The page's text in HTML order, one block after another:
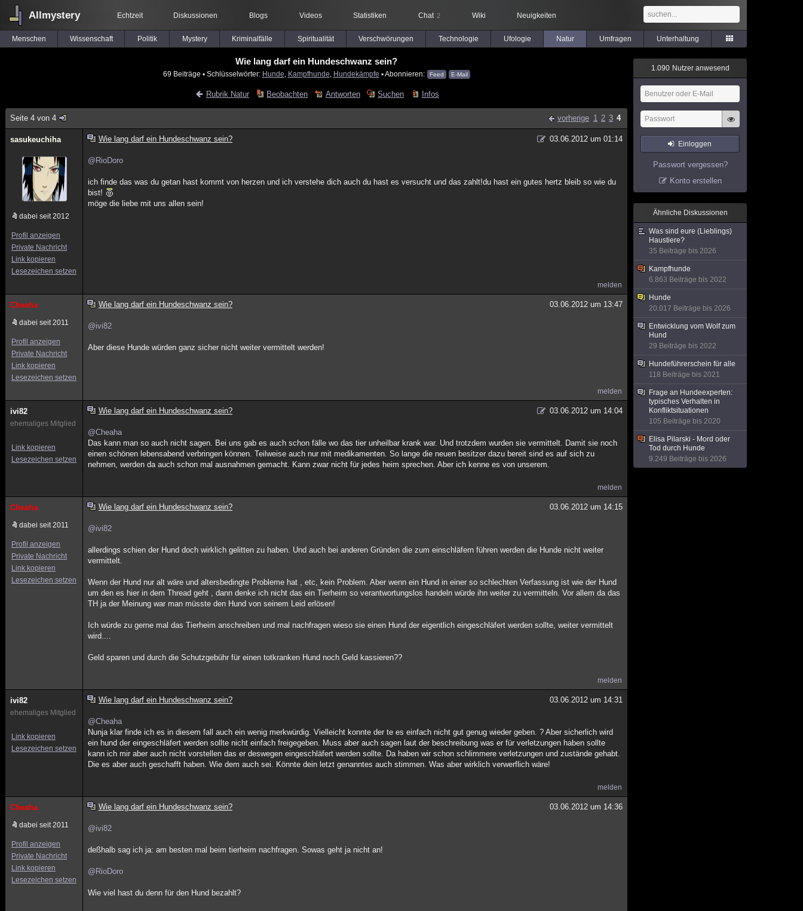
Allmystery Echtzeit Diskussionen Blogs Videos Statistiken Chat 2 Wiki Neuigkeiten
Menschen Wissenschaft Politik Mystery Kriminalfälle Spiritualität Verschwörungen Technologie Ufologie Natur Umfragen Unterhaltung
Wie lang darf ein Hundeschwanz sein?
69 Beiträge ▪ Schlüsselwörter: Hunde Kampfhunde Hundekämpfe ▪ Abonnieren: Feed E-Mail
Rubrik Natur Beobachten Antworten Suchen Infos
Seite 4 von 4 vorherige 1 2 3 4
sasukeuchiha
dabei seit 2012
Profil anzeigen
Private Nachricht
Link kopieren
Lesezeichen setzen
Wie lang darf ein Hundeschwanz sein? 03.06.2012 um 01:14
@RioDoro
ich finde das was du getan hast kommt von herzen und ich verstehe dich auch du hast es versucht und das zahlt!du hast ein gutes hertz bleib so wie du
bist!
möge die liebe mit uns allen sein!
melden
Cheaha
dabei seit 2011
Profil anzeigen
Private Nachricht
Link kopieren
Lesezeichen setzen
Wie lang darf ein Hundeschwanz sein? 03.06.2012 um 13:47
@ivi82
Aber diese Hunde würden ganz sicher nicht weiter vermittelt werden!
melden
ivi82
ehemaliges Mitglied
Link kopieren
Lesezeichen setzen
Wie lang darf ein Hundeschwanz sein? 03.06.2012 um 14:04
@Cheaha
Das kann man so auch nicht sagen. Bei uns gab es auch schon fälle wo das tier unheilbar krank war. Und trotzdem wurden sie vermittelt. Damit sie noch
einen schönen lebensabend verbringen können. Teilweise auch nur mit medikamenten. So lange die neuen besitzer dazu bereit sind es auf sich zu
nehmen, werden da auch schon mal ausnahmen gemacht. Kann zwar nicht für jedes heim sprechen. Aber ich kenne es von unserem.
melden
Cheaha
dabei seit 2011
Profil anzeigen
Private Nachricht
Link kopieren
Lesezeichen setzen
Wie lang darf ein Hundeschwanz sein? 03.06.2012 um 14:15
@ivi82
allerdings schien der Hund doch wirklich gelitten zu haben. Und auch bei anderen Gründen die zum einschläfern führen werden die Hunde nicht weiter
vermittelt.
Wenn der Hund nur alt wäre und altersbedingte Probleme hat , etc, kein Problem. Aber wenn ein Hund in einer so schlechten Verfassung ist wie der Hund
um den es hier in dem Thread geht , dann denke ich nicht das ein Tierheim so verantwortungslos handeln würde ihn weiter zu vermitteln. Vor allem da das
TH ja der Meinung war man müsste den Hund von seinem Leid erlösen!
Ich würde zu gerne mal das Tierheim anschreiben und mal nachfragen wieso sie einen Hund der eigentlich eingeschläfert werden sollte, weiter vermittelt
wird....
Geld sparen und durch die Schutzgebühr für einen totkranken Hund noch Geld kassieren??
melden
ivi82
ehemaliges Mitglied
Link kopieren
Lesezeichen setzen
Wie lang darf ein Hundeschwanz sein? 03.06.2012 um 14:31
@Cheaha
Nunja klar finde ich es in diesem fall auch ein wenig merkwürdig. Vielleicht konnte der te es einfach nicht gut genug wieder geben. ? Aber sicherlich wird
ein hund der eingeschläfert werden sollte nicht einfach freigegeben. Muss aber auch sagen laut der beschreibung was er für verletzungen haben sollte
kann ich mir aber auch nicht vorstellen das er deswegen eingeschläfert werden sollte. Da haben wir schon schlimmere verletzungen und zustände gehabt.
Die es aber auch geschafft haben. Wie dem auch sei. Könnte dein letzt genanntes auch stimmen. Was aber wirklich verwerflich wäre!
melden
Cheaha
dabei seit 2011
Profil anzeigen
Private Nachricht
Link kopieren
Lesezeichen setzen
Wie lang darf ein Hundeschwanz sein? 03.06.2012 um 14:36
@ivi82
deßhalb sag ich ja: am besten mal beim tierheim nachfragen. Sowas geht ja nicht an!
@RioDoro
Wie viel hast du denn für den Hund bezahlt?
1.090 Nutzer anwesend
Einloggen
Passwort vergessen?
Konto erstellen
Ähnliche Diskussionen
Was sind eure (Lieblings)
Haustiere?
35 Beiträge bis 2026
Kampfhunde
6.863 Beiträge bis 2022
Hunde
20.017 Beiträge bis 2026
Entwicklung vom Wolf zum
Hund
29 Beiträge bis 2022
Hundeführerschein für alle
118 Beiträge bis 2021
Frage an Hundeexperten:
typisches Verhalten in
Konfliktsituationen
105 Beiträge bis 2020
Elisa Pilarski - Mord oder
Tod durch Hunde
9.249 Beiträge bis 2026